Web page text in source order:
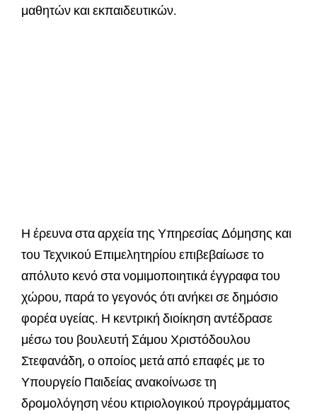
μαθητών και εκπαιδευτικών.
Η έρευνα στα αρχεία της Υπηρεσίας Δόμησης και
του Τεχνικού Επιμελητηρίου επιβεβαίωσε το
απόλυτο κενό στα νομιμοποιητικά έγγραφα του
χώρου, παρά το γεγονός ότι ανήκει σε δημόσιο
φορέα υγείας. Η κεντρική διοίκηση αντέδρασε
μέσω του βουλευτή Σάμου Χριστόδουλου
Στεφανάδη, ο οποίος μετά από επαφές με το
Υπουργείο Παιδείας ανακοίνωσε τη
δρομολόγηση νέου κτιριολογικού προγράμματος